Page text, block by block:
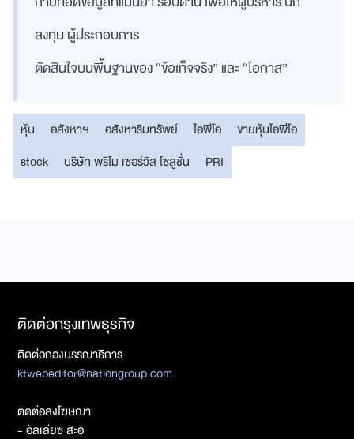
ลงทุน ผู้ประกอบการ
ตัดสินใจบนพื้นฐานของ “ข้อเท็จจริง” และ “โอกาส”
หุ้น อสังหาฯ อสังหาริมทรัพย์ ไอพีโอ
ขายหุ้นไอพีโอ
stock
บริษัท พรีโม เซอร์วิส โซลูชั่น PRI
ติดต่อกรุงเทพธุรกิจ
ติดต่อกองบรรณาธิการ
ktwebeditor@nationgroup.com
ติดต่อลงโฆษณา
- อัลเลียซ สะอิ